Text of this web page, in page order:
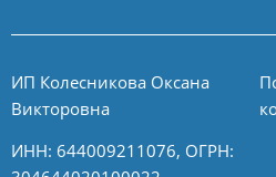
ИП Колесникова Оксана
Викторовна
ИНН: 644009211076, ОГРН: